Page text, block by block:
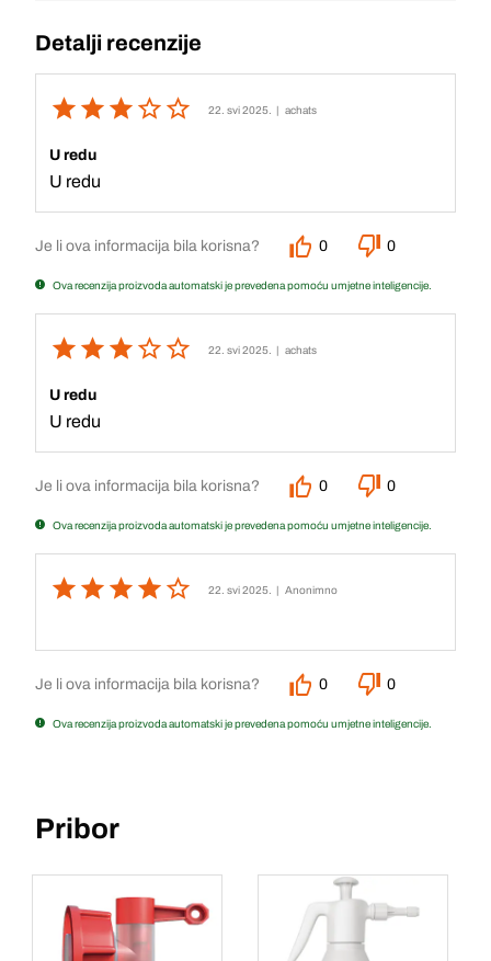
Detalji recenzije
22. svi 2025. | achats
U redu
U redu
Je li ova informacija bila korisna? 0 0
Ova recenzija proizvoda automatski je prevedena pomoću umjetne inteligencije.
22. svi 2025. | achats
U redu
U redu
Je li ova informacija bila korisna? 0 0
Ova recenzija proizvoda automatski je prevedena pomoću umjetne inteligencije.
22. svi 2025. | Anonimno
Je li ova informacija bila korisna? 0 0
Ova recenzija proizvoda automatski je prevedena pomoću umjetne inteligencije.
Pribor